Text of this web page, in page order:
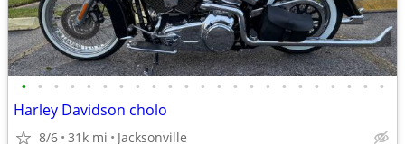
• • • • • • • • • • • • • • • • • • • • • • •
Harley Davidson cholo
8/6 31k mi Jacksonville